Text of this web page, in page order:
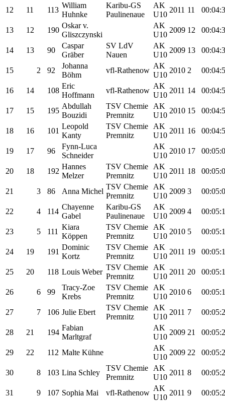
12 11 113
William
Huhnke
Karibu-GS
Paulinenaue
AK
U10
2011 11
13 12 190
Oskar v.
Gliszczynski
AK
U10
2009 12
14 13 90
Caspar
Gräber
SV LdV
Nauen
AK
U10
2009 13
15 2 92
Johanna
Böhm
vfl-Rathenow
AK
U10
2010 2
16 14 108
Eric
Hoffmann
vfl-Rathenow
AK
U10
2011 14
17 15 195
Abdullah
Bouzidi
TSV Chemie
Premnitz
AK
U10
2010 15
18 16 101
Leopold
Kanty
TSV Chemie
Premnitz
AK
U10
2011 16
19 17 96
Fynn-Luca
Schneider
AK
U10
2010 17
20 18 192
Hannes
Melzer
TSV Chemie
Premnitz
AK
U10
2011 18
21 3 86 Anna Michel
TSV Chemie
Premnitz
AK
U10
2009 3
22 4 114
Chayenne
Gabel
Karibu-GS
Paulinenaue
AK
U10
2009 4
23 5 111
Kiara
Köppen
TSV Chemie
Premnitz
AK
U10
2010 5
24 19 191
Dominic
Kortz
TSV Chemie
Premnitz
AK
U10
2011 19
25 20 118 Louis Weber
TSV Chemie
Premnitz
AK
U10
2011 20
26 6 99
Tracy-Zoe
Krebs
TSV Chemie
Premnitz
AK
U10
2010 6
27 7 106 Julie Ebert
TSV Chemie
Premnitz
AK
U10
2011 7
28 21 194
Fabian
Marltgraf
AK
U10
2009 21
29 22 112 Malte Kühne
AK
U10
2009 22
30 8 103 Lina Schley
TSV Chemie
Premnitz
AK
U10
2011 8
31 9 107 Sophia Mai vfl-Rathenow
AK
U10
2011 9